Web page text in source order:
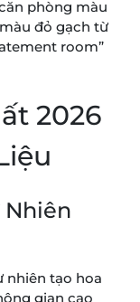
phòng màu
đỏ gạch từ
room”
2026
Nhiên
nhiên tạo hoa
gian cao